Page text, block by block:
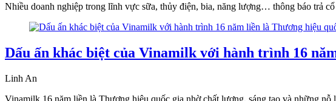
Nhiều doanh nghiệp trong lĩnh vực sữa, thủy điện, bia, năng lượng… thông báo trả
Dấu ấn khác biệt của Vinamilk với hành trình 16
Linh An
Vinamilk 16 năm liền là Thương hiệu quốc gia nhờ chất lượng, sáng tạo và những nỗ